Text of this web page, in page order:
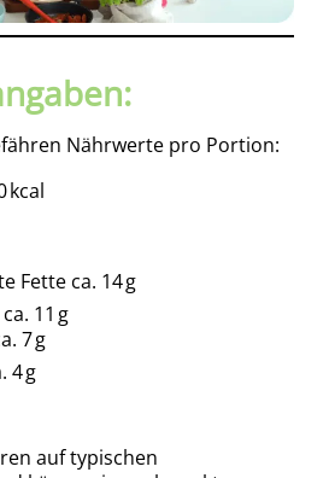
Nährwerte pro Portion:
kcal
Fette ca. 14 g
11 g
7 g
4 g
auf typischen